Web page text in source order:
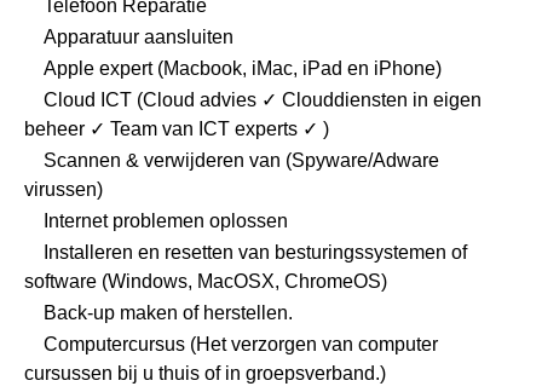
Telefoon Reparatie
Apparatuur aansluiten
Apple expert (Macbook, iMac, iPad en iPhone)
Cloud ICT (Cloud advies ✓ Clouddiensten in eigen
beheer ✓ Team van ICT experts ✓ )
Scannen & verwijderen van (Spyware/Adware
virussen)
Internet problemen oplossen
Installeren en resetten van besturingssystemen of
software (Windows, MacOSX, ChromeOS)
Back-up maken of herstellen.
Computercursus (Het verzorgen van computer
cursussen bij u thuis of in groepsverband.)